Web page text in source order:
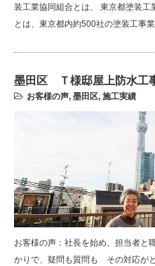
装工業協同組合とは、 東京都塗装工
とは、東京都内約500社の塗装工事
墨田区 Ｔ様邸屋上防水工
お客様の声, 墨田区, 施工実績
お客様の声：社長を始め、担当者
かりで、疑問も質問も その対応が